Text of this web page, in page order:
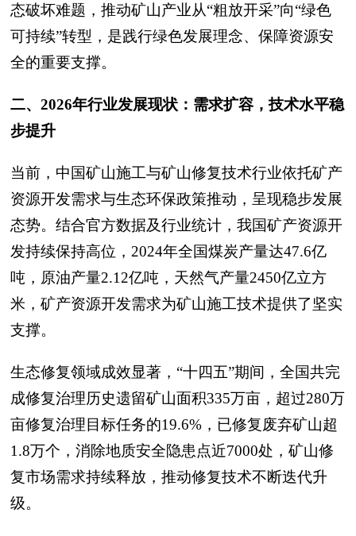
态破坏难题，推动矿山产业从“粗放开采”向“绿色
可持续”转型，是践行绿色发展理念、保障资源安
全的重要支撑。
二、2026年行业发展现状：需求扩容，技术水平稳
步提升
当前，中国矿山施工与矿山修复技术行业依托矿产
资源开发需求与生态环保政策推动，呈现稳步发展
态势。结合官方数据及行业统计，我国矿产资源开
发持续保持高位，2024年全国煤炭产量达47.6亿
吨，原油产量2.12亿吨，天然气产量2450亿立方
米，矿产资源开发需求为矿山施工技术提供了坚实
支撑。
生态修复领域成效显著，“十四五”期间，全国共完
成修复治理历史遗留矿山面积335万亩，超过280万
亩修复治理目标任务的19.6%，已修复废弃矿山超
1.8万个，消除地质安全隐患点近7000处，矿山修
复市场需求持续释放，推动修复技术不断迭代升
级。